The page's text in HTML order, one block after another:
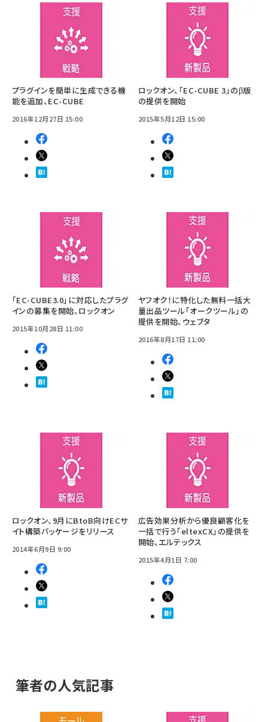
プラグインを簡単に生成できる機
能を追加、EC-CUBE
2016年12月27日 15:00
ロックオン、「EC-CUBE 3」のβ版
の提供を開始
2015年5月12日 15:00
「EC-CUBE3.0」に対応したプラグ
インの募集を開始、ロックオン
2015年10月28日 11:00
ヤフオク！に特化した無料一括大
量出品ツール「オークツール」の
提供を開始、ウェブタ
2016年8月17日 11:00
ロックオン、9月にBtoB向けECサ
イト構築パッケージをリリース
2014年6月9日 9:00
広告効果分析から優良顧客化を
一括で行う「eltexCX」の提供を
開始、エルテックス
2015年4月1日 7:00
筆者の人気記事